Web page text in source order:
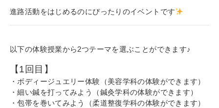
1号館総合受付：〒194-0022 東京都町田市森野1-7-8
TEL：042-729-1026 (平日8時30分〜17時30分)
進路活動をはじめるのにぴったりのイベントです
以下の体験授業から2つテーマを選ぶことができます♪
【1回目】
・ボディージュエリー体験（美容学科の体験ができます）
・細い鍼を打ってみよう（鍼灸学科の体験ができます）
・包帯を巻いてみよう（柔道整復学科の体験ができます）